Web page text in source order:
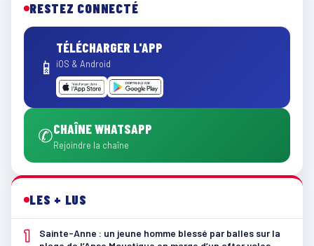
RESTEZ CONNECTÉ
📱
TÉLÉCHARGER L'APP
iOS & Android
✆CHAÎNE WHATSAPP
Rejoindre la chaîne
LES + LUS
1
Sainte-Anne : un jeune homme blessé par balles sur la